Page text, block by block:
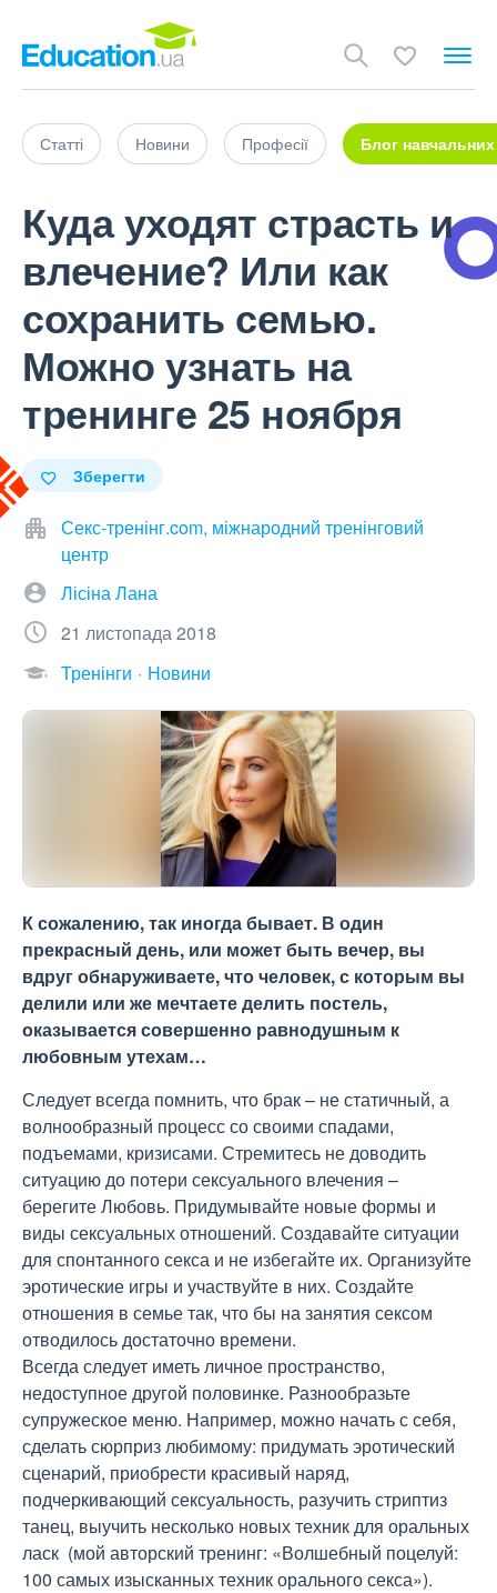
Статті Новини Професії Блог навчальних
Куда уходят страсть и
влечение? Или как
сохранить семью.
Можно узнать на
тренинге 25 ноября
Зберегти
Секс-тренінг.com, міжнародний тренінговий
центр
Лісіна Лана
21 листопада 2018
Тренінги
Новини
К сожалению, так иногда бывает. В один
прекрасный день, или может быть вечер, вы
вдруг обнаруживаете, что человек, с которым вы
делили или же мечтаете делить постель,
оказывается совершенно равнодушным к
любовным утехам…
Следует всегда помнить, что брак – не статичный, а
волнообразный процесс со своими спадами,
подъемами, кризисами. Стремитесь не доводить
ситуацию до потери сексуального влечения –
берегите Любовь. Придумывайте новые формы и
виды сексуальных отношений. Создавайте ситуации
для спонтанного секса и не избегайте их. Организуйте
эротические игры и участвуйте в них. Создайте
отношения в семье так, что бы на занятия сексом
отводилось достаточно времени.
Всегда следует иметь личное пространство,
недоступное другой половинке. Разнообразьте
супружеское меню. Например, можно начать с себя,
сделать сюрприз любимому: придумать эротический
сценарий, приобрести красивый наряд,
подчеркивающий сексуальность, разучить стриптиз
танец, выучить несколько новых техник для оральных
ласк (мой авторский тренинг: «Волшебный поцелуй:
100 самых изысканных техник орального секса»).